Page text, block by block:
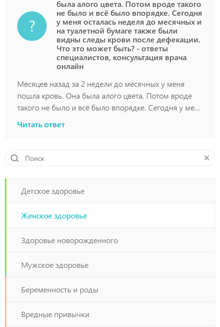
была алого цвета. Потом вроде такого
не было и всё было впорядке. Сегодня
у меня осталась неделя до месячных и
на туалетной бумаге также были
видны следы крови после дефекации.
Что это может быть? - ответы
специалистов, консультация врача
онлайн
Месяцев назад за 2 недели до месячных у меня
пошла кровь. Она была алого цвета. Потом вроде
такого не было и всё было впорядке. Сегодня у меня
Читать ответ
Детское здоровье
Женское здоровье
Здоровье новорожденного
Мужское здоровье
Беременность и роды
Вредные привычки